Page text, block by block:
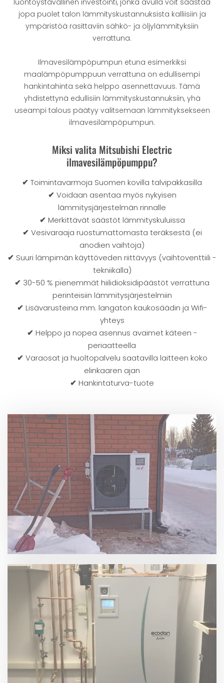
jopa puolet talon lämmityskustannuksista kalliisiin ja
ympäristöä rasittaviin sähkö- ja öljylämmityksiin
verrattuna.
Ilmavesilämpöpumpun etuna esimerkiksi
maalämpöpumppuun verrattuna on edullisempi
hankintahinta sekä helppo asennettavuus. Tämä
yhdistettynä edullisiin lämmityskustannuksiin, yhä
useampi talous päätyy valitsemaan lämmityksekseen
ilmavesilämpöpumpun.
Miksi valita Mitsubishi Electric
ilmavesilämpöpumppu?
✔ Toimintavarmoja Suomen kovilla talvipakkasilla
✔ Voidaan asentaa myös nykyisen
lämmitysjärjestelmän rinnalle
✔ Merkittävät säästöt lämmityskuluissa
✔ Vesivaraaja ruostumattomasta teräksestä (ei
anodien vaihtoja)
✔ Suuri lämpimän käyttöveden riittävyys (vaihtoventtiili -
tekniikalla)
✔ 30-50 % pienemmät hiilidioksidipäästöt verrattuna
perinteisiin lämmitysjärjestelmiin
✔ Lisävarusteina mm. langaton kaukosäädin ja Wifi-
yhteys
✔ Helppo ja nopea asennus avaimet käteen -
periaatteella
✔ Varaosat ja huoltopalvelu saatavilla laitteen koko
elinkaaren ajan
✔ Hankintaturva-tuote